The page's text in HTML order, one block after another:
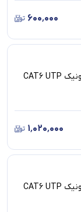
۶۰۰٬۰۰۰
کیستون متا الکترونیک CAT6 UTP
۱٬۰۲۰٬۰۰۰
کیستون متا الکترونیک CAT6 UTP